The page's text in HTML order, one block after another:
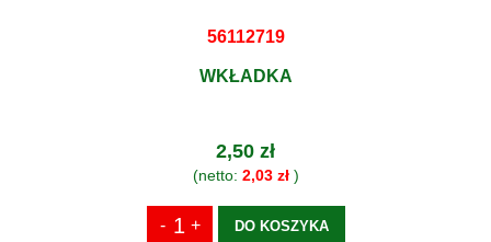
56112719
WKŁADKA
2,50 zł
(netto: 2,03 zł)
DO KOSZYKA